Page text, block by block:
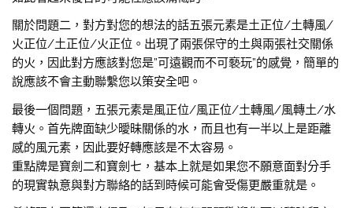
關於問題二，對方對您的想法的話五張元素是土正位/土轉風/
火正位/土正位/火正位。出現了兩張保守的土與兩張社交關係
的火，因此對方應該對您是”可遠觀而不可褻玩”的感覺，簡單的
說應該不會主動聯繫您以策安全吧。
最後一個問題，五張元素是風正位/風正位/土轉風/風轉土/水
轉火。首先牌面缺少曖昧關係的水，而且也有一半以上是距離
感的風元素，因此要好轉應該是不太容易。
重點牌是寶劍二和寶劍七，基本上就是如果您不願意面對分手
的現實執意與對方聯絡的話到時候可能會受傷更嚴重就是。